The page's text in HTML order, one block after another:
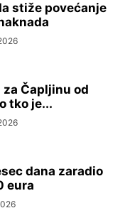
stiže povećanje
Čapljinu od
tko je...
dana zaradio
eura